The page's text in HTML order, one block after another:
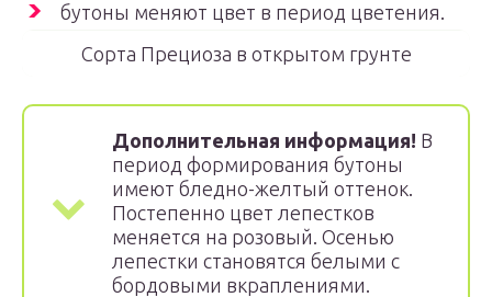
бутоны меняют цвет в период цветения.
Сорта Прециоза в открытом грунте
Дополнительная информация! В
период формирования бутоны
имеют бледно-желтый оттенок.
Постепенно цвет лепестков
меняется на розовый. Осенью
лепестки становятся белыми с
бордовыми вкраплениями.